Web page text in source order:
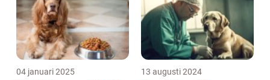
04 januari 2025 13 augusti 2024